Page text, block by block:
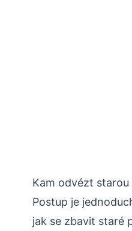
Kam odvézt starou
Postup je
jak se zbavit staré